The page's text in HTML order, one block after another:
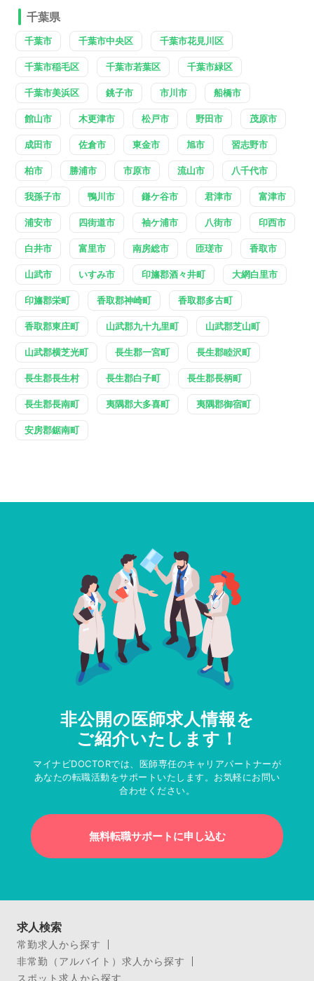
千葉県
千葉市 千葉市中央区 千葉市花見川区
千葉市稲毛区 千葉市若葉区 千葉市緑区
千葉市美浜区 銚子市 市川市 船橋市
館山市 木更津市 松戸市 野田市 茂原市
成田市 佐倉市 東金市 旭市 習志野市
柏市 勝浦市 市原市 流山市 八千代市
我孫子市 鴨川市 鎌ケ谷市 君津市 富津市
浦安市 四街道市 袖ケ浦市 八街市 印西市
白井市 富里市 南房総市 匝瑳市 香取市
山武市 いすみ市 印旛郡酒々井町 大網白里市
印旛郡栄町 香取郡神崎町 香取郡多古町
香取郡東庄町 山武郡九十九里町 山武郡芝山町
山武郡横芝光町 長生郡一宮町 長生郡睦沢町
長生郡長生村 長生郡白子町 長生郡長柄町
長生郡長南町 夷隅郡大多喜町 夷隅郡御宿町
安房郡鋸南町
非公開の医師求人情報を
ご紹介いたします！
マイナビDOCTORでは、医師専任のキャリアパートナーが
あなたの転職活動をサポートいたします。お気軽にお問い
合わせください。
無料転職サポートに申し込む
求人検索
常勤求人から探す
非常勤（アルバイト）求人から探す
スポット求人から探す